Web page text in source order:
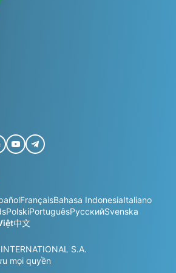
FrançaisBahasa IndonesiaItaliano
PolskiPortuguêsРусскийSvenska
中文
S.A.
mọi quyền